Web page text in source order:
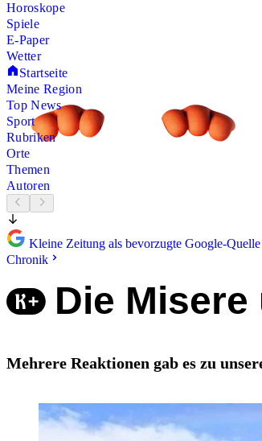
Horoskope
Spiele
E-Paper
Wetter
Startseite
Meine Region
Top News
Sport
Rubriken
Orte
Themen
Autoren
Kleine Zeitung als bevorzugte Google-
Chronik
Die
Mehrere Reaktionen gab es zu